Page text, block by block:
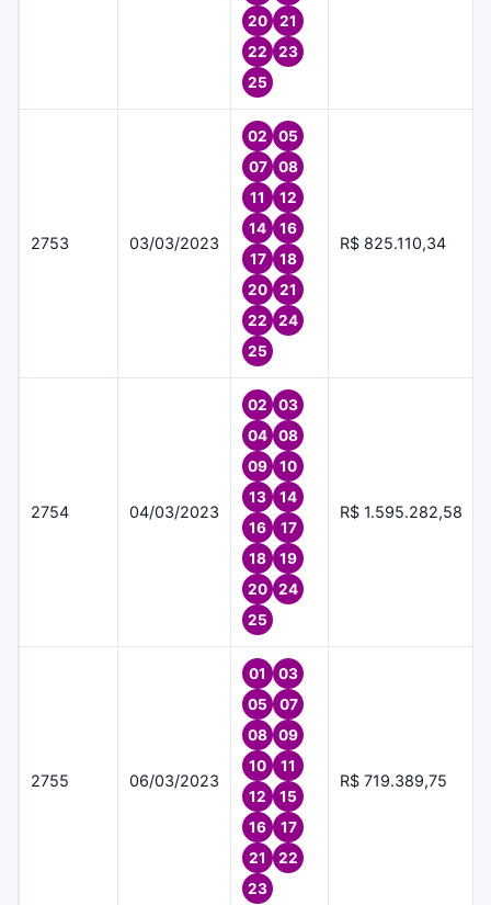
20
21
22
23
25
2753 03/03/2023
02
05
07
08
11
12
14
16
17
18
20
21
22
24
25
R$ 825.110,34
2754 04/03/2023
02
03
04
08
09
10
13
14
16
17
18
19
20
24
25
R$ 1.595.282,58
2755 06/03/2023
01
03
05
07
08
09
10
11
12
15
16
17
21
22
23
R$ 719.389,75